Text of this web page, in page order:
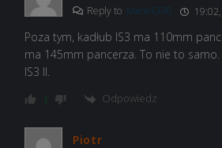
Reply to Maciek330
Poza tym, kadłub IS3 ma 110mm
ma 145mm pancerza. To nie to
IS3 II.
1 Odpowiedz
Piotr